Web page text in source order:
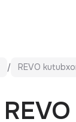
REVO